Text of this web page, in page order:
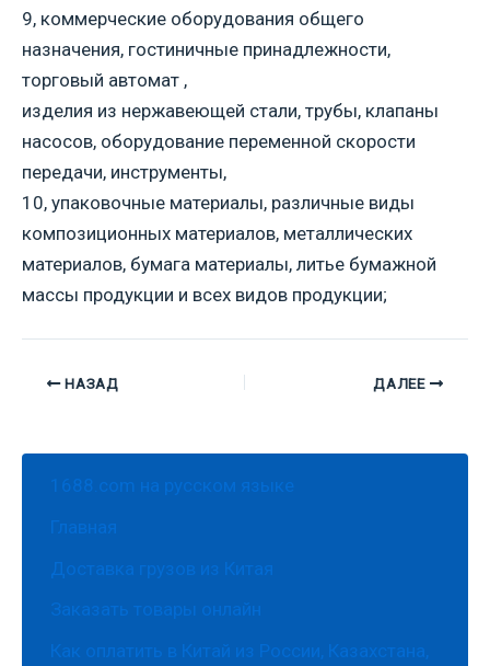
9, коммерческие оборудования общего
назначения, гостиничные принадлежности,
торговый автомат ,
изделия из нержавеющей стали, трубы, клапаны
насосов, оборудование переменной скорости
передачи, инструменты,
10, упаковочные материалы, различные виды
композиционных материалов, металлических
материалов, бумага материалы, литье бумажной
массы продукции и всех видов продукции;
НАЗАД ДАЛЕЕ
1688.com на русском языке
Главная
Доставка грузов из Китая
Заказать товары онлайн
Как оплатить в Китай из России, Казахстана,